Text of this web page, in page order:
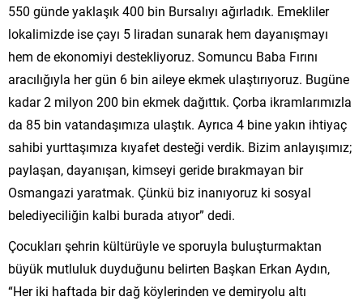
550 günde yaklaşık 400 bin Bursalıyı ağırladık. Emekliler
lokalimizde ise çayı 5 liradan sunarak hem dayanışmayı
hem de ekonomiyi destekliyoruz. Somuncu Baba Fırını
aracılığıyla her gün 6 bin aileye ekmek ulaştırıyoruz. Bugüne
kadar 2 milyon 200 bin ekmek dağıttık. Çorba ikramlarımızla
da 85 bin vatandaşımıza ulaştık. Ayrıca 4 bine yakın ihtiyaç
sahibi yurttaşımıza kıyafet desteği verdik. Bizim anlayışımız;
paylaşan, dayanışan, kimseyi geride bırakmayan bir
Osmangazi yaratmak. Çünkü biz inanıyoruz ki sosyal
belediyeciliğin kalbi burada atıyor” dedi.
Çocukları şehrin kültürüyle ve sporuyla buluşturmaktan
büyük mutluluk duyduğunu belirten Başkan Erkan Aydın,
“Her iki haftada bir dağ köylerinden ve demiryolu altı